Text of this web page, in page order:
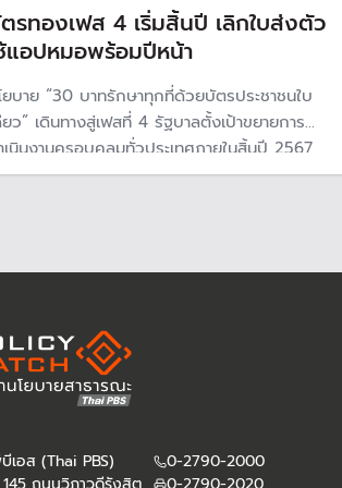
รทองเฟส 4 เริ่มสิ้นปี เลิกใบส่งตัว
แอปหมอพร้อมปีหน้า
ยบาย “30 บาทรักษาทุกที่ด้วยบัตรประชาชนใบ
ยว” เดินทางสู่เฟสที่ 4 รัฐบาลตั้งเป้าขยายการ
เนินงานครอบคลุมทั่วประเทศภายในสิ้นปี 2567
เอส (Thai PBS)
0-2790-2000